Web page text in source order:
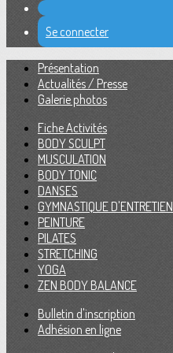
Se connecter
Présentation
Actualités / Presse
Galerie photos
Fiche Activités
BODY SCULPT
MUSCULATION
BODY TONIC
DANSES
GYMNASTIQUE D'ENTRETIEN
PEINTURE
PILATES
STRETCHING
YOGA
ZEN BODY BALANCE
Bulletin d'inscription
Adhésion en ligne